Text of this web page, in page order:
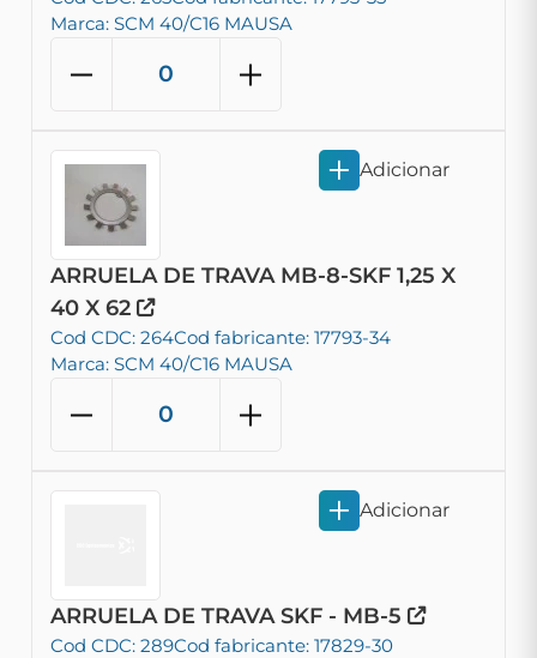
Marca: SCM 40/C16 MAUSA
ARRUELA DE TRAVA MB-8-SKF 1,25 X
40 X 62
Cod CDC: 264Cod fabricante: 17793-34
Marca: SCM 40/C16 MAUSA
Adicionar
ARRUELA DE TRAVA SKF - MB-5
Cod CDC: 289Cod fabricante: 17829-30
Adicionar